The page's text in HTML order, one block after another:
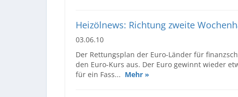
Heizölnews: Richtung zweite
03.06.10
Der Rettungsplan der Euro-Länder für
den Euro-Kurs aus. Der Euro gewinnt wieder
für ein Fass... Mehr »